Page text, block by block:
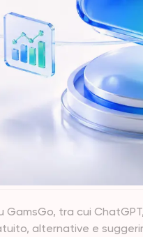
GamsGo, tra cui
alternative e